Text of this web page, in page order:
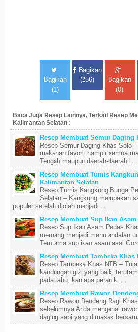
Bagikan
(1)
Bagikan
(256)
Bagikan
(0)
Baca Juga Resep Lainnya, Terkait Resep
Kalimantan Selatan :
Resep Membuat Semur Daging
Resep Semur Daging Khas Solo
makanan favorit hampir semua
Tengah maupun daerah-daerah l ...
Resep Membuat Tumis
Kalimantan Selatan
Resep Tumis Kangkung Bunga
Selatan – Kangkung merupakan
populer setelah diolah menjadi ...
Resep Membuat Sup Ikan
Resep Sup Ikan Asam Pedas
memang menjadi menu andalan
Terutama sup ikan asam asal
Resep Membuat Tambeka Khas
Resep Tambeka Khas NTB –
kandungan gizi yang baik,
pada tahu, kan apa peran k ...
Resep Membuat Rawon
Resep Rawon Dendeng Ragi
sebelumnya Anda mengenal
daging sapi yang dimasak